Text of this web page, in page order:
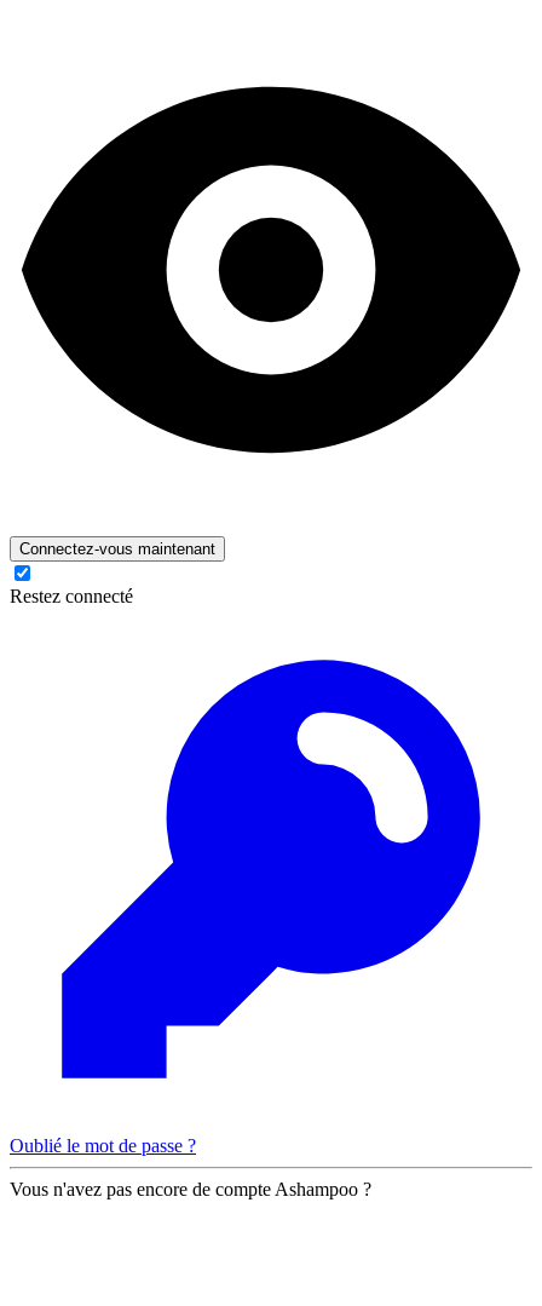
Connectez-vous maintenant
Restez connecté
Oublié le mot de passe ?
Vous n'avez pas encore de compte Ashampoo ?